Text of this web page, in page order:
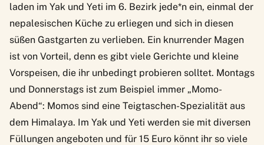
laden im Yak und Yeti im 6. Bezirk jede*n ein, einmal der
nepalesischen Küche zu erliegen und sich in diesen
süßen Gastgarten zu verlieben. Ein knurrender Magen
ist von Vorteil, denn es gibt viele Gerichte und kleine
Vorspeisen, die ihr unbedingt probieren solltet. Montags
und Donnerstags ist zum Beispiel immer „Momo-
Abend“: Momos sind eine Teigtaschen-Spezialität aus
dem Himalaya. Im Yak und Yeti werden sie mit diversen
Füllungen angeboten und für 15 Euro könnt ihr so viele